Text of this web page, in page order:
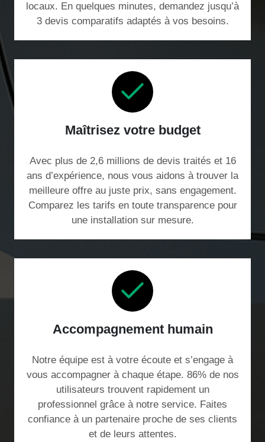
locaux. En quelques minutes, demandez jusqu’à
3 devis comparatifs adaptés à vos besoins.
Maîtrisez votre budget
Avec plus de 2,6 millions de devis traités et 16
ans d’expérience, nous vous aidons à trouver la
meilleure offre au juste prix, sans engagement.
Comparez les tarifs en toute transparence pour
une installation sur mesure.
Accompagnement humain
Notre équipe est à votre écoute et s’engage à
vous accompagner à chaque étape. 86% de nos
utilisateurs trouvent rapidement un
professionnel grâce à notre service. Faites
confiance à un partenaire proche de ses clients
et de leurs attentes.